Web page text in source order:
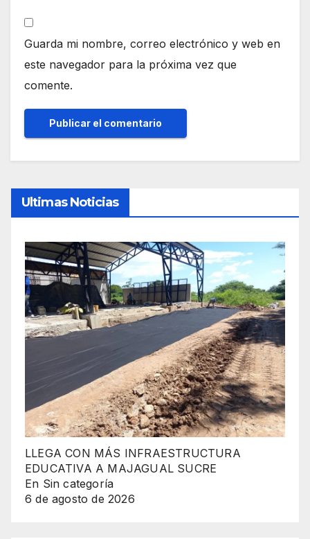
Guarda mi nombre, correo electrónico y web en
este navegador para la próxima vez que
comente.
Ultimas Noticias
LLEGA CON MÁS INFRAESTRUCTURA
EDUCATIVA A MAJAGUAL SUCRE
En Sin categoría
6 de agosto de 2026